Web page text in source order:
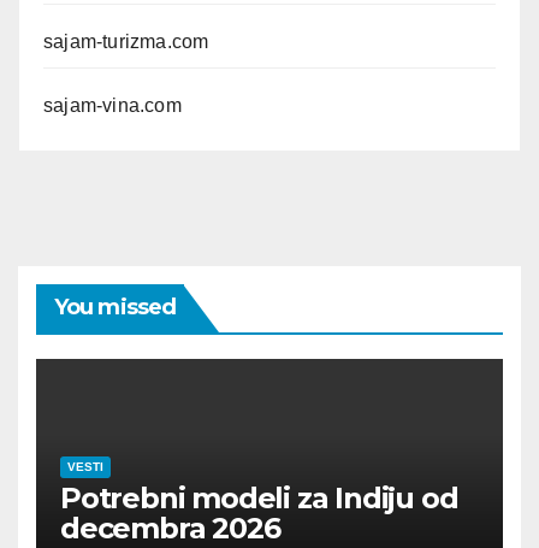
sajam-turizma.com
sajam-vina.com
You missed
VESTI
Potrebni modeli za Indiju od
decembra 2026